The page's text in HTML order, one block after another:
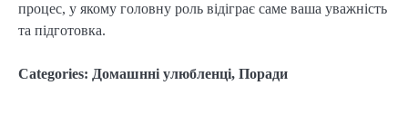
процес, у якому головну роль відіграє саме ваша уважність
та підготовка.
Categories: Домашнні улюбленці, Поради